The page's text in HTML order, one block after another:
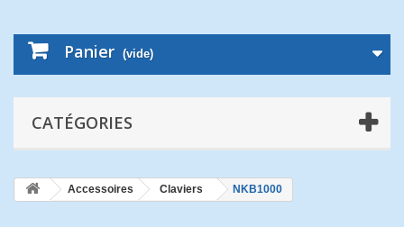
Panier (vide)
CATÉGORIES
Accessoires Claviers NKB1000